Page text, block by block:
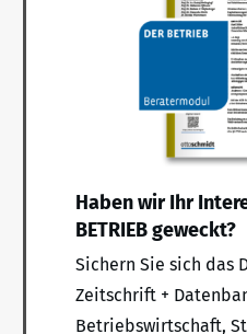
Haben wir Ihr
BETRIEB geweckt?
Sichern Sie sich das
Zeitschrift +
Betriebswirtschaft,